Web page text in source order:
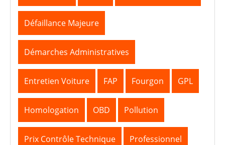
Défaillance Majeure
Démarches Administratives
Entretien Voiture FAP Fourgon GPL
Homologation OBD Pollution
Prix Contrôle Technique Professionnel